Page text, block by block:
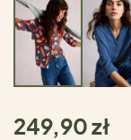
249,90 zł